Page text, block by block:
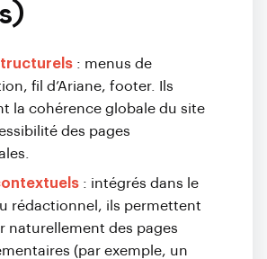
: menus de
fil d’Ariane, footer. Ils
la cohérence globale du site
des pages
: intégrés dans le
rédactionnel, ils permettent
naturellement des pages
(par exemple, un